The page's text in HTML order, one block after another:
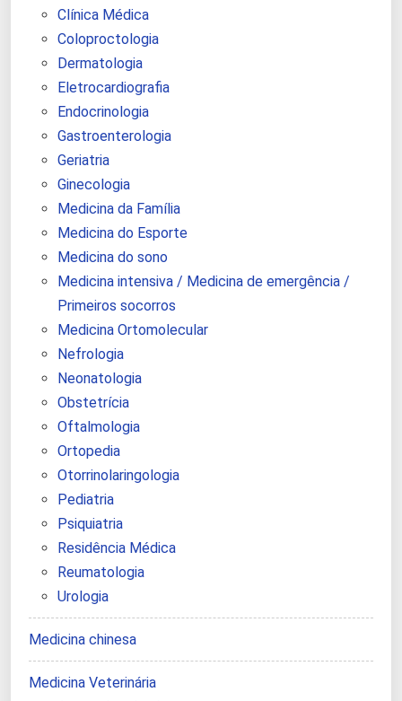
Clínica Médica
Coloproctologia
Dermatologia
Eletrocardiografia
Endocrinologia
Gastroenterologia
Geriatria
Ginecologia
Medicina da Família
Medicina do Esporte
Medicina do sono
Medicina intensiva / Medicina de emergência /
Primeiros socorros
Medicina Ortomolecular
Nefrologia
Neonatologia
Obstetrícia
Oftalmologia
Ortopedia
Otorrinolaringologia
Pediatria
Psiquiatria
Residência Médica
Reumatologia
Urologia
Medicina chinesa
Medicina Veterinária